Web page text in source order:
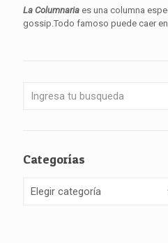
La Columnaria es una columna
gossip.Todo famoso puede caer en
Categorías